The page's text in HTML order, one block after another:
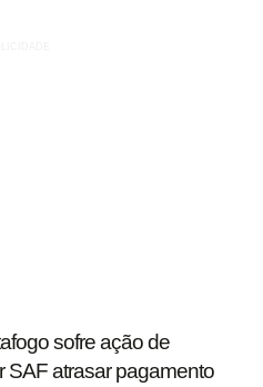
sofre ação de
SAF atrasar pagamento